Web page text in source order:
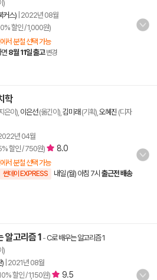
)
커스) 2022년 08월
할인 / 1,000원)
서 분철 선택 가능
8월 11일 출고 변경
학
은이), 이은선(옮긴이), 김미래 (기획), 오혜진 (디자
년 04월
할인 / 750원) 8.0
서 분철 선택 가능
썬데이 EXPRESS 내일 (월) 아침 7시 출근전 배송
알고리즘 1 -C로 배우는 알고리즘 1
)
) 2021년 08월
할인 / 1,150원) 9.5